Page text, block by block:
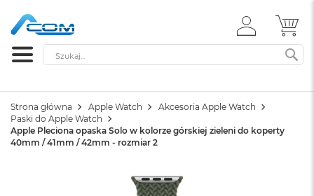
ZALOGUJ
SIĘ
Szukaj
Strona główna Apple Watch
Akcesoria Apple Watch
Paski do Apple Watch
Apple Pleciona opaska Solo w kolorze górskiej zieleni do koperty
40mm / 41mm / 42mm - rozmiar 2